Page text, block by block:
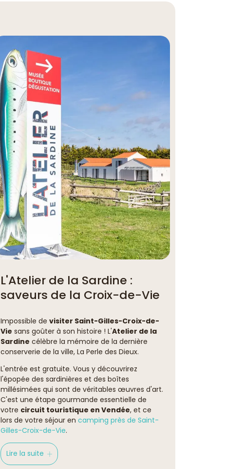
L'Atelier de la Sardine :
saveurs de la Croix-de-Vie
Impossible devisiter Saint-Gilles-Croix-de-
Vie sans goûter à son histoire ! L'Atelier de la
Sardine célèbre la mémoire de la dernière
conserverie de la ville, La Perle des Dieux.
L'entrée est gratuite. Vous y découvrirez
l'épopée des sardinières et des boîtes
millésimées qui sont de véritables œuvres d'art.
C'est une étape gourmande essentielle de
votre circuit touristique en Vendée, et ce
lors de votre séjour encamping près de Saint-
Gilles-Croix-de-Vie.
Lire la suite